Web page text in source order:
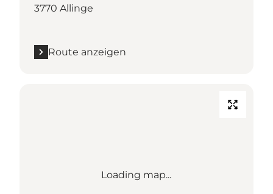
3770 Allinge
Route anzeigen
Loading map...